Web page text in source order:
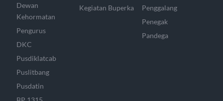
Dewan
Kehormatan
Pengurus
DKC
Pusdiklatcab
Puslitbang
Pusdatin
Kegiatan Buperka
Penggalang
Penegak
Pandega